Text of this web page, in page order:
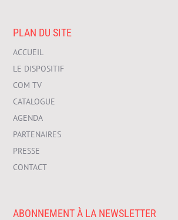
PLAN DU SITE
ACCUEIL
LE DISPOSITIF
COM TV
CATALOGUE
AGENDA
PARTENAIRES
PRESSE
CONTACT
ABONNEMENT À LA NEWSLETTER